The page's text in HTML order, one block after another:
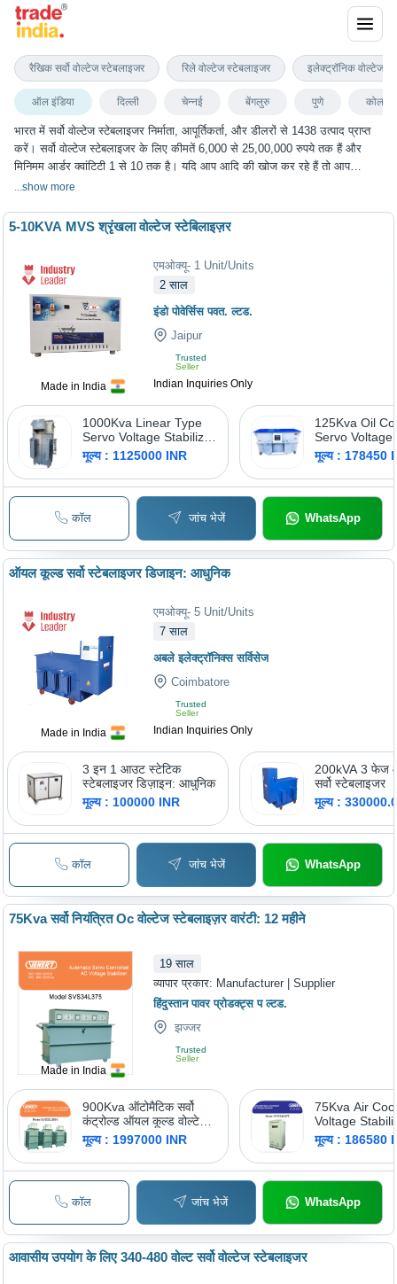
भारत में सर्वो वोल्टेज स्टेबलाइजर निर्माता, आपूर्तिकर्ता, और डीलरों से 1438 उत्पाद प्राप्त
करें। सर्वो वोल्टेज स्टेबलाइजर के लिए कीमतें 6,000 से 25,00,000 रुपये तक हैं और
मिनिमम आर्डर क्वांटिटी 1 से 10 तक है। यदि आप आदि की खोज कर रहे हैं तो आप
ट्रेडइंडिया पर सर्वो वोल्टेज स्टेबलाइजर के सबसे अच्छा विकल्प चुन सकते हैं। हम विभिन्न
पुणे, कोलकाता और कई अन्य शहर शामिल हैं।
...show more
ऑल इंडिया दिल्ली चेन्नई बेंगलुरु पुणे
Made in India
5-10KVA MVS श्रृंखला वोल्टेज स्टेबिलाइज़र
एमओक्यू- 1 Unit/Units
2 साल
इंडो पोवेर्सिस पवत. ल्टड.
Jaipur
Trusted
Seller
Indian Inquiries Only
1000Kva Linear Type
Servo Voltage Stabilizer
- Current: Ac
मूल्य : 1125000 INR
125Kva Oil
Servo Voltage
- Efficiency:
मूल्य : 178450
कॉल जांच भेजें WhatsApp
Made in India
ऑयल कूल्ड सर्वो स्टेबलाइजर डिजाइन: आधुनिक
एमओक्यू-5 Unit/Units
7 साल
अबले इलेक्ट्रॉनिक्स सर्विसेज
Coimbatore
Trusted
Seller
Indian Inquiries Only
3 इन 1 आउट स्टेटिक
स्टेबलाइजर डिज़ाइन: आधुनिक
मूल्य : 100000 INR
200kVA 3 फेज
सर्वो स्टेबलाइजर
मूल्य :
कॉल जांच भेजें WhatsApp
Made in India
75Kva सर्वो नियंत्रित Oc वोल्टेज स्टेबलाइज़र वारंटी: 12 महीने
19 साल
व्यापार प्रकार: Manufacturer | Supplier
हिंदुस्तान पावर प्रोडक्ट्स प ल्टड.
झज्जर
Trusted
Seller
900Kva ऑटोमैटिक सर्वो
कंट्रोल्ड ऑयल कूल्ड वोल्टेज
स्टेबलाइजर वारंटी: 5 साल
मूल्य : 1997000 INR
75Kva Air
Voltage
Ambient
-20 To 50
मूल्य : 186580
कॉल जांच भेजें WhatsApp
आवासीय उपयोग के लिए 340-480 वोल्ट सर्वो वोल्टेज स्टेबलाइजर
रैखिक सर्वो वोल्टेज स्टेबलाइजर रिले वोल्टेज स्टेबलाइजर इलेक्ट्रॉनिक वोल्टेज